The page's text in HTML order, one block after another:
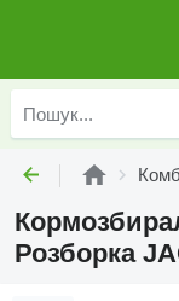
Розборка